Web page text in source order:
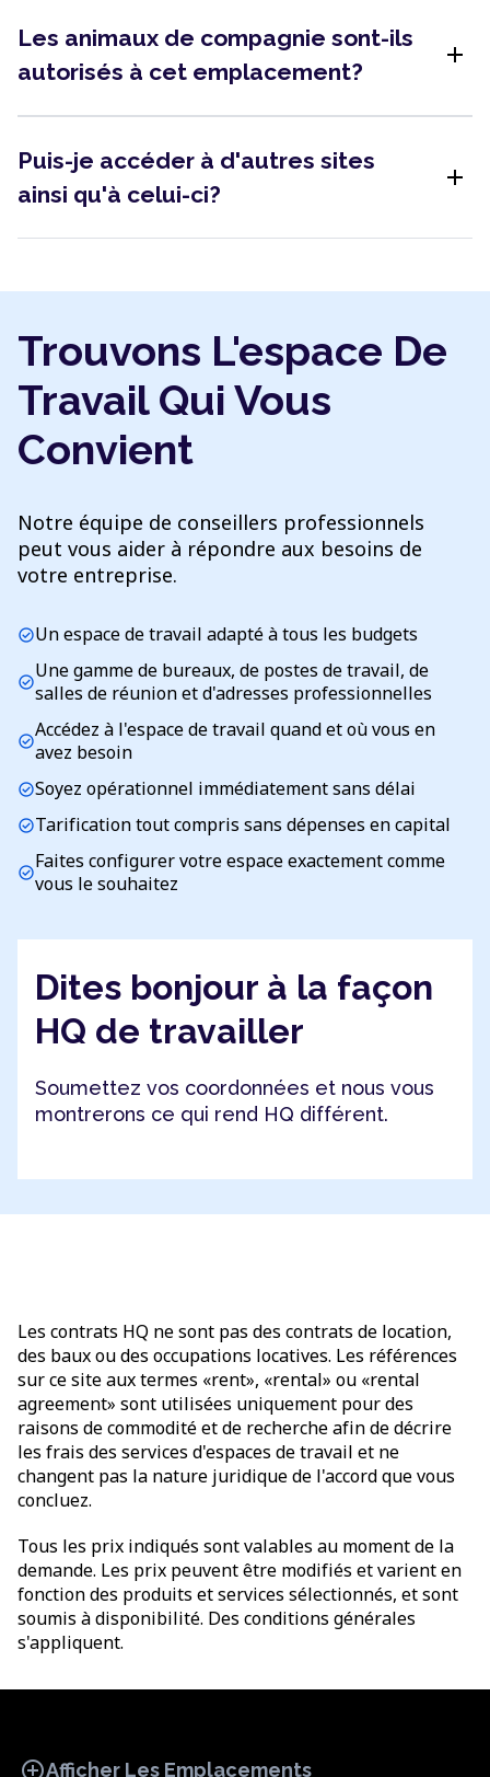
Les animaux de compagnie sont-ils
autorisés à cet emplacement?
add
Puis-je accéder à d'autres sites
ainsi qu'à celui-ci?
add
Trouvons L'espace De
Travail Qui Vous
Convient
Notre équipe de conseillers professionnels
peut vous aider à répondre aux besoins de
votre entreprise.
check_circleUn espace de travail adapté à tous les budgets
check_circleUne gamme de bureaux, de postes de travail, de
salles de réunion et d'adresses professionnelles
check_circleAccédez à l'espace de travail quand et où vous en
avez besoin
check_circleSoyez opérationnel immédiatement sans délai
check_circleTarification tout compris sans dépenses en capital
check_circleFaites configurer votre espace exactement comme
vous le souhaitez
Dites bonjour à la façon
HQ de travailler
Soumettez vos coordonnées et nous vous
montrerons ce qui rend HQ différent.
Les contrats HQ ne sont pas des contrats de location,
des baux ou des occupations locatives. Les références
sur ce site aux termes «rent», «rental» ou «rental
agreement» sont utilisées uniquement pour des
raisons de commodité et de recherche afin de décrire
les frais des services d'espaces de travail et ne
changent pas la nature juridique de l'accord que vous
concluez.
Tous les prix indiqués sont valables au moment de la
demande. Les prix peuvent être modifiés et varient en
fonction des produits et services sélectionnés, et sont
soumis à disponibilité. Des conditions générales
s'appliquent.
add_circleAfficher Les Emplacements